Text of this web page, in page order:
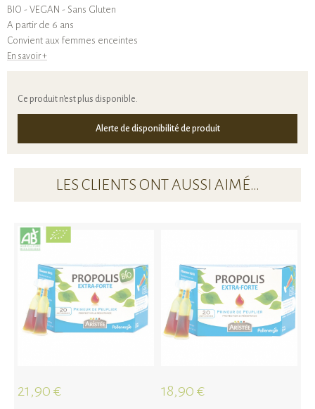
BIO - VEGAN - Sans Gluten
A partir de 6 ans
Convient aux femmes enceintes
En savoir +
Ce produit n'est plus disponible.
Alerte de disponibilité de produit
LES CLIENTS ONT AUSSI AIMÉ…
21,90 € 18,90 €